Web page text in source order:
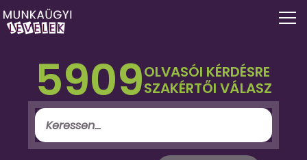
5909OLVASÓI KÉRDÉSRE
SZAKÉRTŐI VÁLASZ